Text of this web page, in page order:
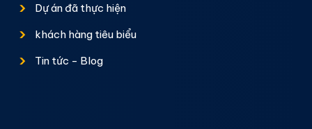
Dự án đã thực hiện
khách hàng tiêu biểu
Tin tức - Blog